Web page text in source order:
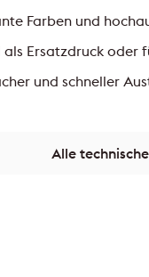
Farben und
als Ersatzdruck oder
und schneller
Alle